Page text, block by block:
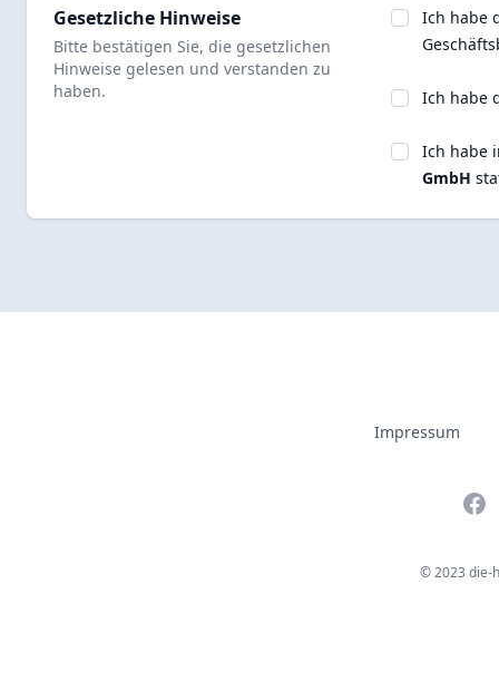
Gesetzliche Hinweise
Bitte bestätigen Sie, die gesetzlichen
Hinweise gelesen und verstanden zu
haben.
Ich habe
Ich habe
Ich habe
GmbH
Impressum
© 2023 die-